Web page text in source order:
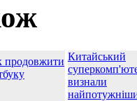
продовжити Китайський
визнали